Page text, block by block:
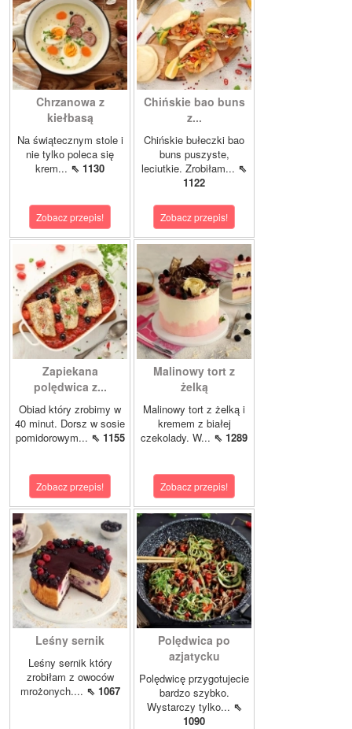
Chrzanowa z
kiełbasą
Na świątecznym stole i
nie tylko poleca się
krem... ⇖ 1130
Zobacz przepis!
Chińskie bao buns
z...
Chińskie bułeczki bao
buns puszyste,
leciutkie. Zrobiłam... ⇖
1122
Zobacz przepis!
Zapiekana
polędwica z...
Obiad który zrobimy w
40 minut. Dorsz w sosie
pomidorowym... ⇖ 1155
Zobacz przepis!
Malinowy tort z
żelką
Malinowy tort z żelką i
kremem z białej
czekolady. W... ⇖ 1289
Zobacz przepis!
Leśny sernik
Leśny sernik który
zrobiłam z owoców
mrożonych.... ⇖ 1067
Polędwica po
azjatycku
Polędwicę przygotujecie
bardzo szybko.
Wystarczy tylko... ⇖
1090